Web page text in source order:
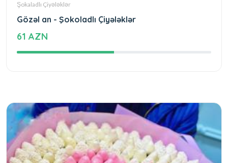
Şokaladlı Çiyələklər
Gözəl an - Şokoladlı Çiyələklər
61 AZN